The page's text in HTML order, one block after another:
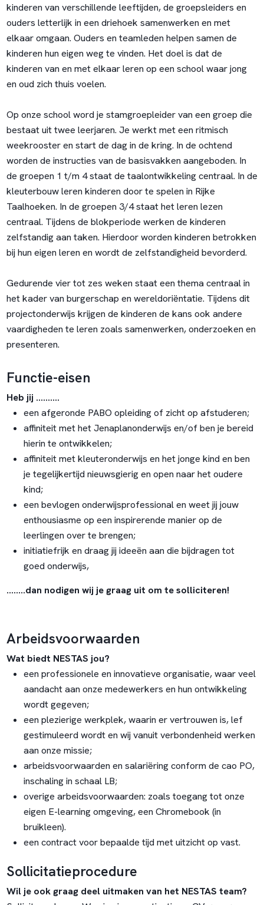
kinderen van verschillende leeftijden, de groepsleiders en
ouders letterlijk in een driehoek samenwerken en met
elkaar omgaan. Ouders en teamleden helpen samen de
kinderen hun eigen weg te vinden. Het doel is dat de
kinderen van en met elkaar leren op een school waar jong
en oud zich thuis voelen.
Op onze school word je stamgroepleider van een groep die
bestaat uit twee leerjaren. Je werkt met een ritmisch
weekrooster en start de dag in de kring. In de ochtend
worden de instructies van de basisvakken aangeboden. In
de groepen 1 t/m 4 staat de taalontwikkeling centraal. In de
kleuterbouw leren kinderen door te spelen in Rijke
Taalhoeken. In de groepen 3/4 staat het leren lezen
centraal. Tijdens de blokperiode werken de kinderen
zelfstandig aan taken. Hierdoor worden kinderen betrokken
bij hun eigen leren en wordt de zelfstandigheid bevorderd.
Gedurende vier tot zes weken staat een thema centraal in
het kader van burgerschap en wereldoriëntatie. Tijdens dit
projectonderwijs krijgen de kinderen de kans ook andere
vaardigheden te leren zoals samenwerken, onderzoeken en
presenteren.
Functie-eisen
Heb jij ..........
een afgeronde PABO opleiding of zicht op afstuderen;
affiniteit met het Jenaplanonderwijs en/of ben je bereid
hierin te ontwikkelen;
affiniteit met kleuteronderwijs en het jonge kind en ben
je tegelijkertijd nieuwsgierig en open naar het oudere
kind;
een bevlogen onderwijsprofessional en weet jij jouw
enthousiasme op een inspirerende manier op de
leerlingen over te brengen;
initiatiefrijk en draag jij ideeën aan die bijdragen tot
goed onderwijs,
….....dan nodigen wij je graag uit om te solliciteren!
Arbeidsvoorwaarden
Wat biedt NESTAS jou?
een professionele en innovatieve organisatie, waar veel
aandacht aan onze medewerkers en hun ontwikkeling
wordt gegeven;
een plezierige werkplek, waarin er vertrouwen is, lef
gestimuleerd wordt en wij vanuit verbondenheid werken
aan onze missie;
arbeidsvoorwaarden en salariëring conform de cao PO,
inschaling in schaal LB;
overige arbeidsvoorwaarden: zoals toegang tot onze
eigen E-learning omgeving, een Chromebook (in
bruikleen).
een contract voor bepaalde tijd met uitzicht op vast.
Sollicitatieprocedure
Wil je ook graag deel uitmaken van het NESTAS team?